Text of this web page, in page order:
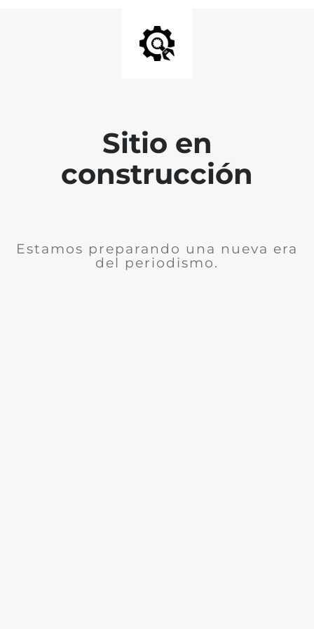
Sitio en
construcción
Estamos preparando una nueva era
del periodismo.